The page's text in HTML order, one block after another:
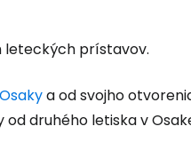
leteckých prístavov.
Osakya od svojho
druhého letiska v